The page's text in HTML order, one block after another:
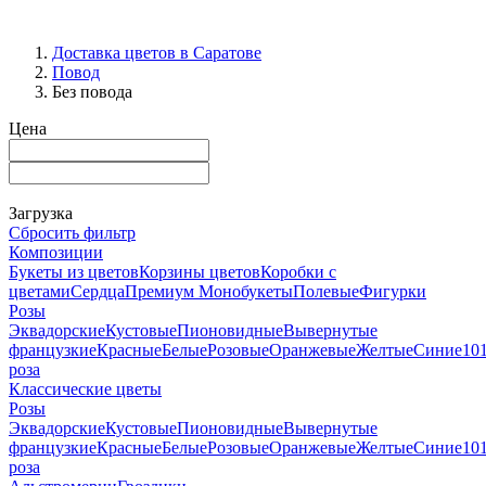
Доставка цветов в Саратове
Повод
Без повода
Цена
Загрузка
Сбросить фильтр
Композиции
Букеты из цветовКорзины цветовКоробки с
цветамиСердцаПремиум МонобукетыПолевыеФигурки
Розы
ЭквадорскиеКустовыеПионовидныеВывернутые
французкиеКрасныеБелыеРозовыеОранжевыеЖелтыеСиние
роза
Классические цветы
Розы
ЭквадорскиеКустовыеПионовидныеВывернутые
французкиеКрасныеБелыеРозовыеОранжевыеЖелтыеСиние
роза